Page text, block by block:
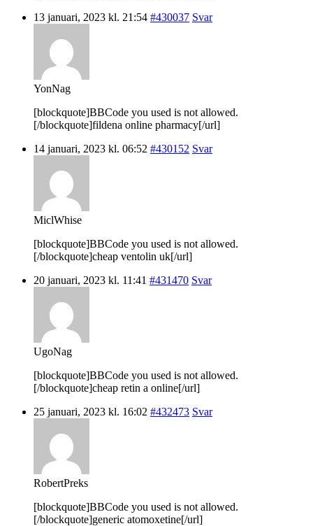
13 januari, 2023 kl. 21:54 #430037 Svar
YonNag
[blockquote]BBCode you used is not allowed.
[/blockquote]fildena online pharmacy[/url]
14 januari, 2023 kl. 06:52 #430152 Svar
MiclWhise
[blockquote]BBCode you used is not allowed.
[/blockquote]cheap ventolin uk[/url]
20 januari, 2023 kl. 11:41 #431470 Svar
UgoNag
[blockquote]BBCode you used is not allowed.
[/blockquote]cheap retin a online[/url]
25 januari, 2023 kl. 16:02 #432473 Svar
RobertPreks
[blockquote]BBCode you used is not allowed.
[/blockquote]generic atomoxetine[/url]